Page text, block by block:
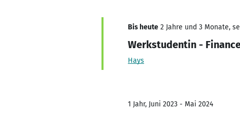
Bis heute 2 Jahre und 3 Monate,
Werkstudentin -
Hays
1 Jahr, Juni 2023 - Mai 2024